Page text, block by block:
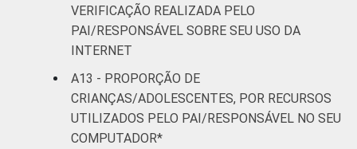
VERIFICAÇÃO REALIZADA PELO
PAI/RESPONSÁVEL SOBRE SEU USO DA
INTERNET
A13 - PROPORÇÃO DE
CRIANÇAS/ADOLESCENTES, POR RECURSOS
UTILIZADOS PELO PAI/RESPONSÁVEL NO SEU
COMPUTADOR*